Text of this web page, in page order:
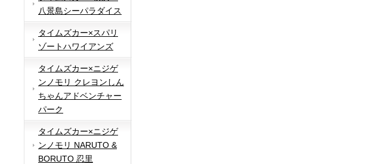
八景島シーパラダイス
タイムズカー×スパリ
ゾートハワイアンズ
タイムズカー×ニジゲ
ンノモリ クレヨンしん
ちゃんアドベンチャー
パーク
タイムズカー×ニジゲ
ンノモリ NARUTO &
BORUTO 忍里